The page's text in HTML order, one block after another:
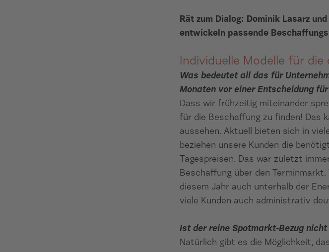
Rät zum Dialog: Dominik Lasarz
entwickeln passende
Individuelle Modelle für
Was bedeutet all das für
Monaten vor einer Entscheidung
Dass wir frühzeitig miteinander
für die Beschaffung zu finden! Das
aussehen. Aktuell bieten sich in
beziehen unsere Kunden die
Tagespreisen. Das war zuletzt
Beschaffung über den
diesem Jahr auch unterhalb der
viele Kunden auch administrativ
Ist der reine Spotmarkt-Bezug
Natürlich gibt es die Möglichkeit,